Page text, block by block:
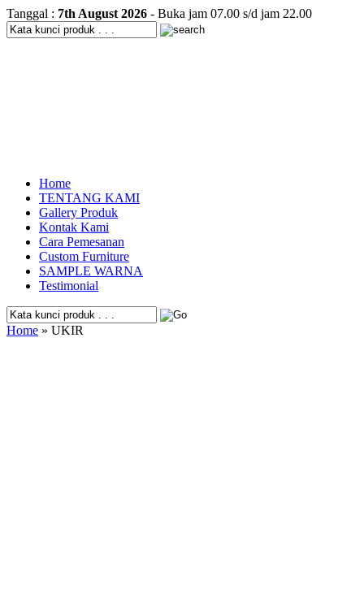
Tanggal : 7th August 2026 - Buka jam 07.00 s/d jam 22.00
Home
TENTANG KAMI
Gallery Produk
Kontak Kami
Cara Pemesanan
Custom Furniture
SAMPLE WARNA
Testimonial
Home » UKIR